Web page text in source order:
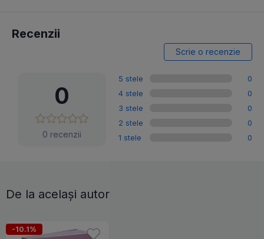
Recenzii
Scrie o recenzie
0
0 recenzii
5 stele
0
4 stele
0
3 stele
0
2 stele
0
1 stele
0
De la același autor
-10.1%